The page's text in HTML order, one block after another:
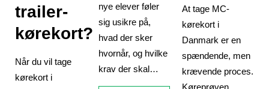
nye elever føler
sig usikre på,
hvad der sker
hvornår, og hvilke
krav der skal…
At tage MC-
kørekort i
Danmark er en
spændende, men
krævende proces.
Køreprøven
trailer-
kørekort?
Når du vil tage
kørekort i